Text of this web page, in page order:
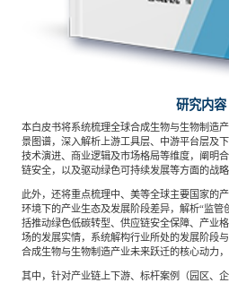
研究内容
本白皮书将系统梳理全球合成生物与生物制造
景图谱，深入解析上游工具层、中游平台层及
技术演进、商业逻辑及市场格局等维度，阐明
链安全，以及驱动绿色可持续发展等方面的战略
此外，还将重点梳理中、美等全球主要国家的
环境下的产业生态及发展阶段差异，解析“监管
括推动绿色低碳转型、供应链安全保障、产业
场的发展实情，系统解构行业所处的发展阶段
合成生物与生物制造产业未来跃迁的核心动力
其中，针对产业链上下游、标杆案例（园区、